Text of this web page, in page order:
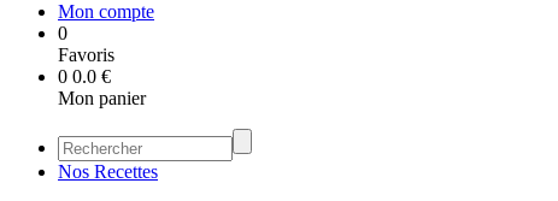
Mon compte
0
Favoris
0 0.0 €
Mon panier
Nos Recettes